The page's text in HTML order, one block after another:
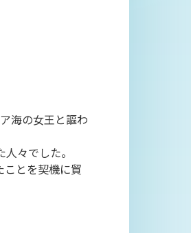
海の女王と謳わ
々でした。
とを契機に貿